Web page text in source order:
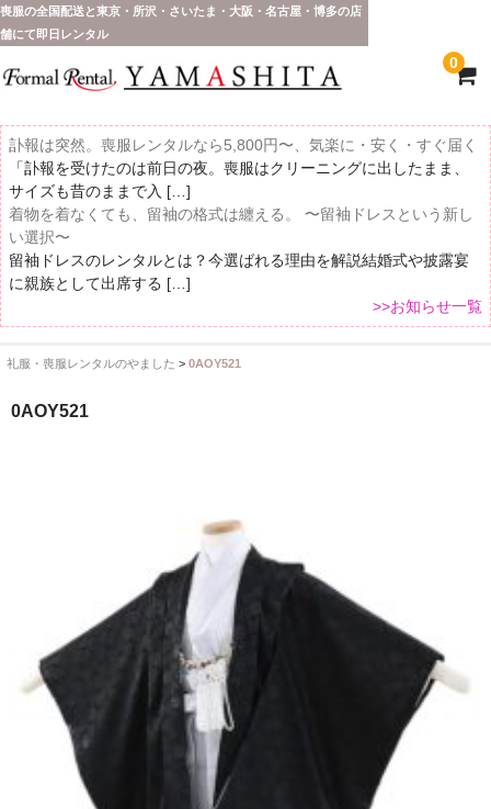
喪服の全国配送と東京・所沢・さいたま・大阪・名古屋・博多の店
舗にて即日レンタル
0
訃報は突然。喪服レンタルなら5,800円〜、気楽に・安く・すぐ届く
「訃報を受けたのは前日の夜。喪服はクリーニングに出したまま、
サイズも昔のままで入 […]
着物を着なくても、留袖の格式は纏える。 〜留袖ドレスという新し
い選択〜
留袖ドレスのレンタルとは？今選ばれる理由を解説結婚式や披露宴
に親族として出席する […]
>>お知らせ一覧
ホーム
全 国 配 送
ご注文の流れ
よくあるご質問
礼服・喪服レンタルのやました > 0AOY521
0AOY521